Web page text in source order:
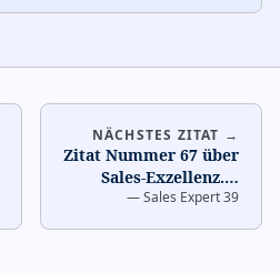
NÄCHSTES ZITAT →
Zitat Nummer 67 über
Sales-Exzellenz.…
—Sales Expert 39